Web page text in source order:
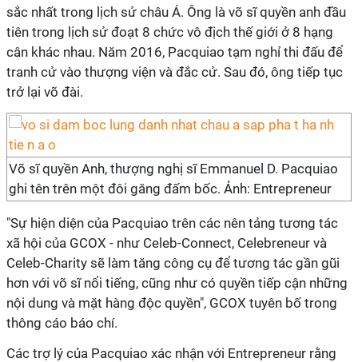
sắc nhất trong lịch sử châu Á. Ông là võ sĩ quyền anh đầu
tiên trong lịch sử đoạt 8 chức vô địch thế giới ở 8 hạng
cân khác nhau. Năm 2016, Pacquiao tạm nghỉ thi đấu để
tranh cử vào thượng viện và đắc cử. Sau đó, ông tiếp tục
trở lại võ đài.
Võ sĩ quyền Anh, thượng nghị sĩ Emmanuel D. Pacquiao
ghi tên trên một đôi găng đấm bốc. Ảnh: Entrepreneur
"Sự hiện diện của Pacquiao trên các nên tảng tương tác
xã hội của GCOX - như Celeb-Connect, Celebreneur và
Celeb-Charity sẽ làm tăng công cụ để tương tác gần gũi
hơn với võ sĩ nổi tiếng, cũng như có quyền tiếp cận những
nội dung và mặt hàng độc quyền", GCOX tuyên bố trong
thông cáo báo chí.
Các trợ lý của Pacquiao xác nhận với Entrepreneur rằng